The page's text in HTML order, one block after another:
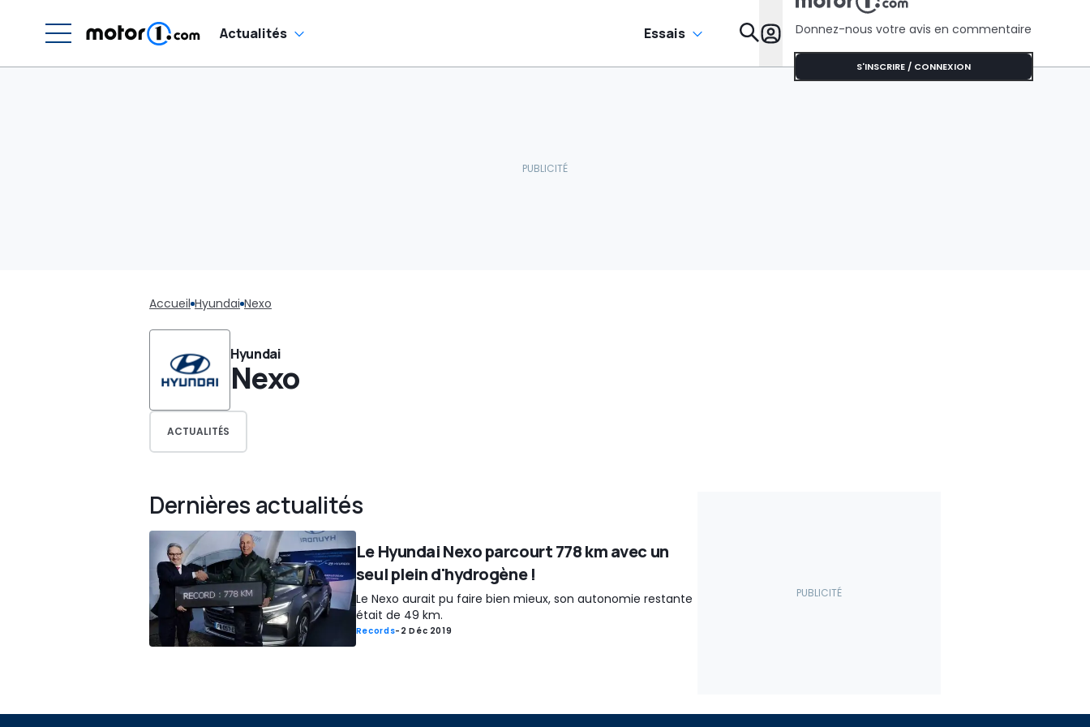
Actualités Essais Donnez-nous votre avis en commentaire
S'INSCRIRE / CONNEXION
Accueil Hyundai Nexo
Hyundai
Nexo
ACTUALITÉS
Dernières actualités
Le Hyundai Nexo parcourt 778 km avec un
seul plein d'hydrogène !
Le Nexo aurait pu faire bien mieux, son autonomie restante
était de 49 km.
Records- 2 Déc 2019